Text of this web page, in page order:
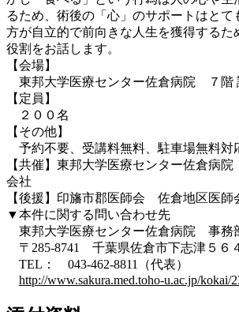
るため、術後の「心」のサポートはとて
方が自立的で前向きな人生を獲得するた
役割をお話します。
【会場】
東邦大学医療センター佐倉病院 ７階
【定員】
２００名
【その他】
予約不要、受講料無料、駐車場無料対
【共催】東邦大学医療センター佐倉病
会社
【後援】印旛市郡医師会 佐倉地区医
▼本件に関する問い合わせ先
東邦大学医療センター佐倉病院 事務
〒285-8741 千葉県佐倉市下志津５６
TEL： 043-462-8811（代表）
http://www.sakura.med.toho-u.ac.jp/kokai/